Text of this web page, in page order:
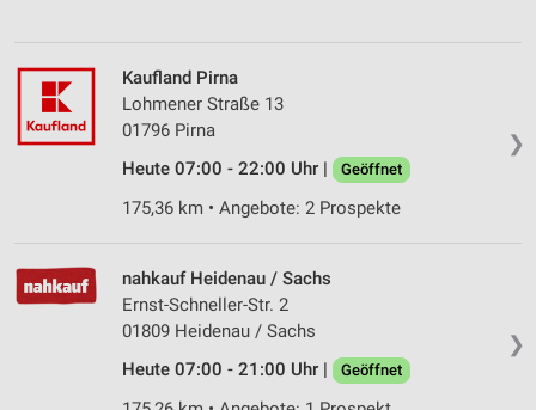
❯
Kaufland Pirna
Lohmener Straße 13
01796 Pirna
Heute 07:00 - 22:00 Uhr |
Geöffnet
175,36 km • Angebote: 2 Prospekte
❯
nahkauf Heidenau / Sachs
Ernst-Schneller-Str. 2
01809 Heidenau / Sachs
Heute 07:00 - 21:00 Uhr |
Geöffnet